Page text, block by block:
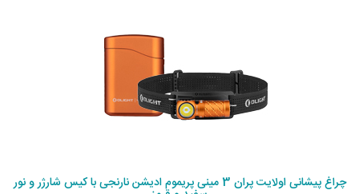
چراغ پیشانی اولایت پران 3 مینی پریموم ادیشن نارنجی با کیس شارژر و نور